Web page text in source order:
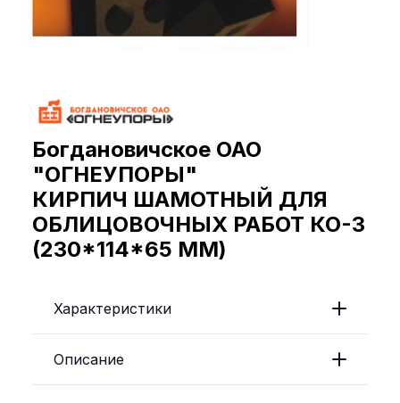
Богдановичское ОАО
"ОГНЕУПОРЫ"
КИРПИЧ ШАМОТНЫЙ ДЛЯ
ОБЛИЦОВОЧНЫХ РАБОТ КО-3
(230*114*65 ММ)
Характеристики
Описание